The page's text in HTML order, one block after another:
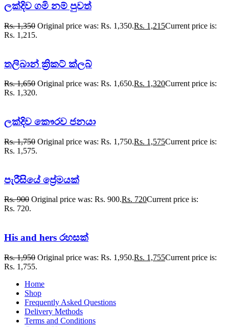
ලක්දිව ගමි නම් පුවත්
Rs.1,350 Original price was: Rs. 1,350.Rs. 1,215Current price is:
Rs. 1,215.
තලිබාන් ක්‍රිකට් ක්ලබ්
Rs.1,650 Original price was: Rs. 1,650.Rs. 1,320Current price is:
Rs. 1,320.
ලක්දිව කෞරව ජනයා
Rs.1,750 Original price was: Rs. 1,750.Rs. 1,575Current price is:
Rs. 1,575.
පැරීසියේ ප්‍රේමයක්
Rs.900 Original price was: Rs. 900.Rs. 720Current price is:
Rs. 720.
His and hers රහසක්
Rs.1,950 Original price was: Rs. 1,950.Rs. 1,755Current price is:
Rs. 1,755.
Home
Shop
Frequently Asked Questions
Delivery Methods
Terms and Conditions